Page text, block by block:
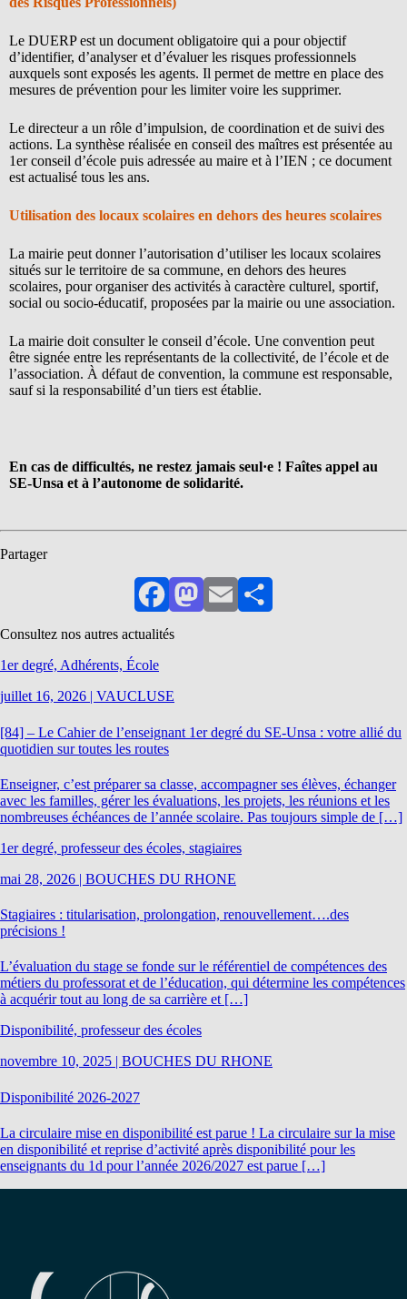
Le DUERP est un document obligatoire qui a pour objectif
d’identifier, d’analyser et d’évaluer les risques professionnels
auxquels sont exposés les agents. Il permet de mettre en place des
mesures de prévention pour les limiter voire les supprimer.
Le directeur a un rôle d’impulsion, de coordination et de suivi des
actions. La synthèse réalisée en conseil des maîtres est présentée au
1er conseil d’école puis adressée au maire et à l’IEN ; ce document
est actualisé tous les ans.
Utilisation des locaux scolaires en dehors des heures scolaires
La mairie peut donner l’autorisation d’utiliser les locaux scolaires
situés sur le territoire de sa commune, en dehors des heures
scolaires, pour organiser des activités à caractère culturel, sportif,
social ou socio-éducatif, proposées par la mairie ou une association.
La mairie doit consulter le conseil d’école. Une convention peut
être signée entre les représentants de la collectivité, de l’école et de
l’association. À défaut de convention, la commune est responsable,
sauf si la responsabilité d’un tiers est établie.
En cas de difficultés, ne restez jamais seul·e ! Faîtes appel au
SE-Unsa et à l’autonome de solidarité.
Partager
FacebookMastodon
EmailPartager
Consultez nos autres actualités
1er degré, Adhérents, École
juillet 16, 2026 | VAUCLUSE
[84] – Le Cahier de l’enseignant 1er degré du SE-Unsa : votre allié du
quotidien sur toutes les routes
Enseigner, c’est préparer sa classe, accompagner ses élèves, échanger
avec les familles, gérer les évaluations, les projets, les réunions et les
nombreuses échéances de l’année scolaire. Pas toujours simple de […]
1er degré, professeur des écoles, stagiaires
mai 28, 2026 | BOUCHES DU RHONE
Stagiaires : titularisation, prolongation, renouvellement….des
précisions !
L’évaluation du stage se fonde sur le référentiel de compétences des
métiers du professorat et de l’éducation, qui détermine les compétences
à acquérir tout au long de sa carrière et […]
Disponibilité, professeur des écoles
novembre 10, 2025 | BOUCHES DU RHONE
Disponibilité 2026-2027
La circulaire mise en disponibilité est parue ! La circulaire sur la mise
en disponibilité et reprise d’activité après disponibilité pour les
enseignants du 1d pour l’année 2026/2027 est parue […]